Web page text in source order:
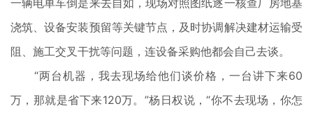
浇筑、设备安装预留等关键节点，及时协调解决建材运输受
阻、施工交叉干扰等问题，连设备采购他都会自己去谈。
“两台机器，我去现场给他们谈价格，一台讲下来60
万，那就是省下来120万。”杨日权说，“你不去现场，你怎